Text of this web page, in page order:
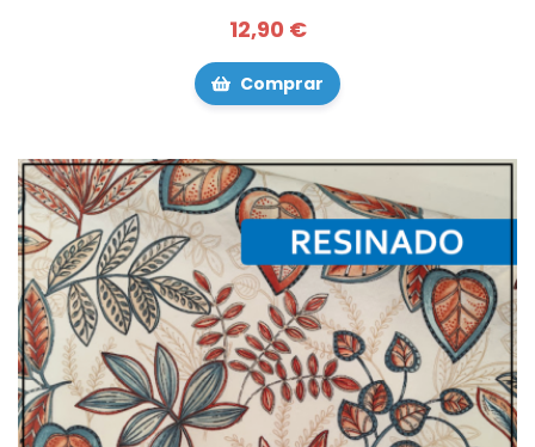
12,90 €
Comprar